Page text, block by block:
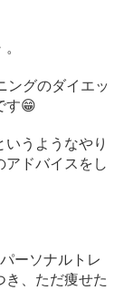
ングのダイエッ
す😁
うようなやり
アドバイスをし
ーソナルトレ
き、ただ痩せた